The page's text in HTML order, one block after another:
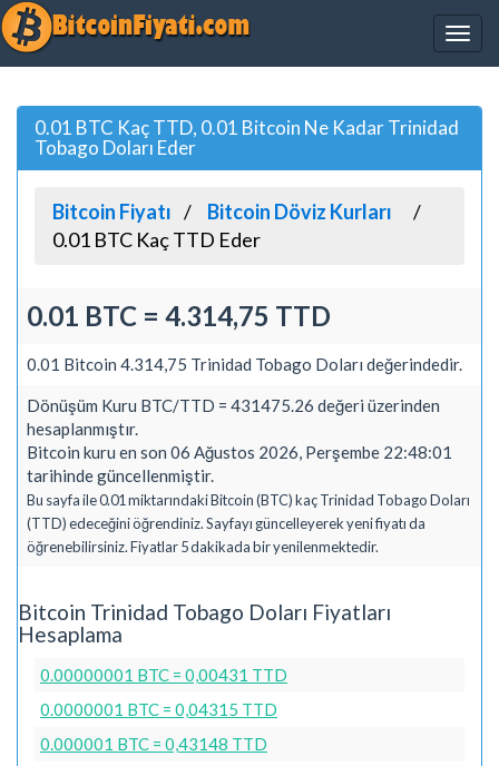
0.01 BTC Kaç TTD, 0.01 Bitcoin Ne Kadar Trinidad
Tobago Doları Eder
Bitcoin Fiyatı
Bitcoin Döviz Kurları
0.01 BTC Kaç TTD Eder
0.01 BTC = 4.314,75 TTD
0.01 Bitcoin 4.314,75 Trinidad Tobago Doları değerindedir.
Dönüşüm Kuru BTC/TTD = 431475.26 değeri üzerinden
hesaplanmıştır.
Bitcoin kuru en son 06 Ağustos 2026, Perşembe 22:48:01
tarihinde güncellenmiştir.
Bu sayfa ile 0.01 miktarındaki Bitcoin (BTC) kaç Trinidad Tobago Doları
(TTD) edeceğini öğrendiniz. Sayfayı güncelleyerek yeni fiyatı da
öğrenebilirsiniz. Fiyatlar 5 dakikada bir yenilenmektedir.
Bitcoin Trinidad Tobago Doları Fiyatları
Hesaplama
0.00000001 BTC = 0,00431 TTD
0.0000001 BTC = 0,04315 TTD
0.000001 BTC = 0,43148 TTD